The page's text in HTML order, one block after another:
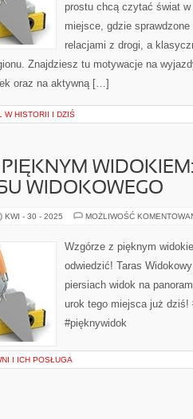
prostu chcą czytać świat
miejsce, gdzie
relacjami z drogi, a
Znajdziesz tu motywacje na
oraz na aktywną […]
W HISTORII I DZIŚ
WIDOKOWEGO
KWI - 30 - 2025 MOŻLIWOŚĆ
Wzgórze z pięknym
odwiedzić! Taras
piersiach widok na
urok tego miejsca już dziś!
#pięknywidok
I ICH POSŁUGA